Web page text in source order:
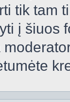
tik tam
į šiuos